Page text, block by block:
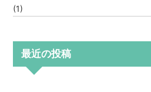
(1)
最近の投稿